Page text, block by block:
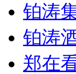
铂涛
铂涛
郑在